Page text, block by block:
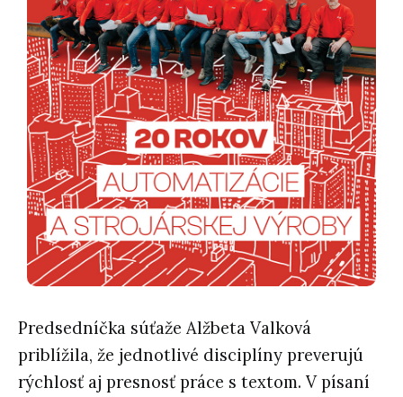
Predsedníčka súťaže Alžbeta Valková
priblížila, že jednotlivé disciplíny preverujú
rýchlosť aj presnosť práce s textom. V písaní